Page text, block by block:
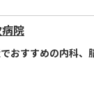
院
おすすめの内科、